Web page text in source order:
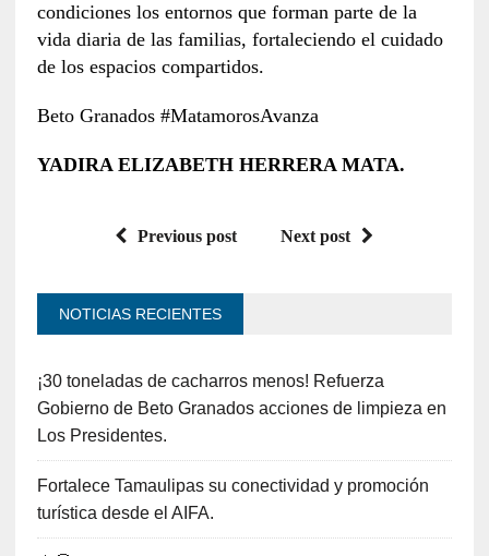
condiciones los entornos que forman parte de la
vida diaria de las familias, fortaleciendo el cuidado
de los espacios compartidos.
Beto Granados #MatamorosAvanza
YADIRA ELIZABETH HERRERA MATA.
Previous post Next post
NOTICIAS RECIENTES
¡30 toneladas de cacharros menos! Refuerza
Gobierno de Beto Granados acciones de limpieza en
Los Presidentes.
Fortalece Tamaulipas su conectividad y promoción
turística desde el AIFA.